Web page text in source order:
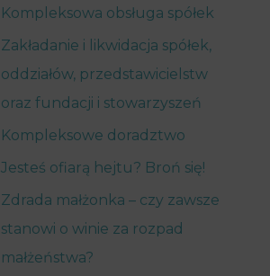
Kompleksowa obsługa spółek
Zakładanie i likwidacja spółek,
oddziałów, przedstawicielstw
oraz fundacji i stowarzyszeń
Kompleksowe doradztwo
Jesteś ofiarą hejtu? Broń się!
Zdrada małżonka – czy zawsze
stanowi o winie za rozpad
małżeństwa?